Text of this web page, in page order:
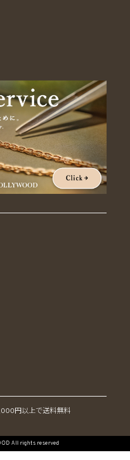
円以上で送料無料
All rights reserved